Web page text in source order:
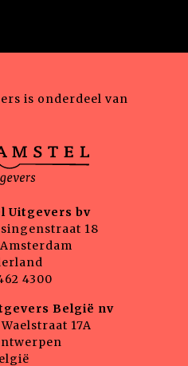
is onderdeel van
Uitgevers bv
18
4300
België nv
17A